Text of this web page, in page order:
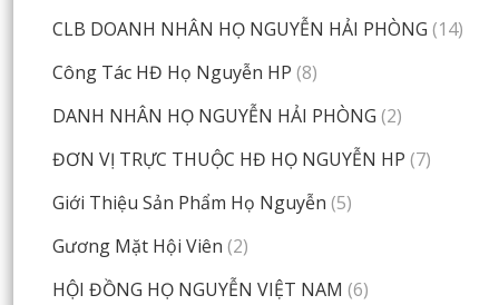
CLB DOANH NHÂN HỌ NGUYỄN HẢI PHÒNG (14)
Công Tác HĐ Họ Nguyễn HP (8)
DANH NHÂN HỌ NGUYỄN HẢI PHÒNG (2)
ĐƠN VỊ TRỰC THUỘC HĐ HỌ NGUYỄN HP (7)
Giới Thiệu Sản Phẩm Họ Nguyễn (5)
Gương Mặt Hội Viên (2)
HỘI ĐỒNG HỌ NGUYỄN VIỆT NAM (6)